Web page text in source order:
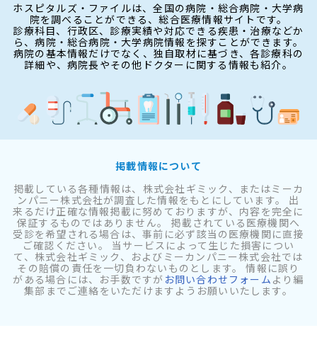
ホスピタルズ・ファイルは、全国の病院・総合病院・大学病
院を調べることができる、総合医療情報サイトです。
診療科目、行政区、診療実績や対応できる疾患・治療などか
ら、病院・総合病院・大学病院情報を探すことができます。
病院の基本情報だけでなく、独自取材に基づき、各診療科の
詳細や、病院長やその他ドクターに関する情報も紹介。
掲載情報について
掲載している各種情報は、株式会社ギミック、またはミーカ
ンパニー株式会社が調査した情報をもとにしています。 出
来るだけ正確な情報掲載に努めておりますが、内容を完全に
保証するものではありません。 掲載されている医療機関へ
受診を希望される場合は、事前に必ず該当の医療機関に直接
ご確認ください。 当サービスによって生じた損害につい
て、株式会社ギミック、およびミーカンパニー株式会社では
その賠償の責任を一切負わないものとします。 情報に誤り
がある場合には、お手数ですが お問い合わせフォーム より編
集部までご連絡をいただけますようお願いいたします。